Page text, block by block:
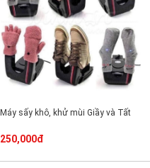
Máy sấy khô, khử mùi Giầy và Tất
250,000đ